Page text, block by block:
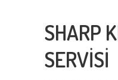
SHARP
SERVİSİ